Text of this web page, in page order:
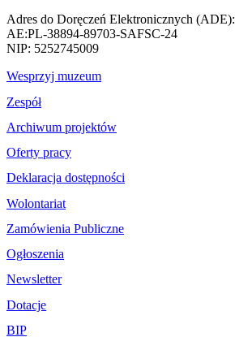
Adres do Doręczeń Elektronicznych (ADE):
AE:PL-38894-89703-SAFSC-24
NIP: 5252745009
Wesprzyj muzeum
Zespół
Archiwum projektów
Oferty pracy
Deklaracja dostępności
Wolontariat
Zamówienia Publiczne
Ogłoszenia
Newsletter
Dotacje
BIP